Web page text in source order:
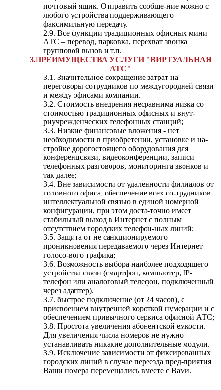
почтовый ящик. Отправить сообще-ние можно с
любого устройства поддерживающего
факсимильную передачу.
2.9. Все функции традиционных офисных мини
АТС – перевод, парковка, перехват звонка
групповой вызов и т.п.
3.ПРЕИМУЩЕСТВА УСЛУГИ "ВИРТУАЛЬНАЯ
АТС"
3.1. Значительное сокращение затрат на
переговоры сотрудников по междугородней связи
и между офисами компании.
3.2. Стоимость внедрения несравнима низка со
стоимостью традиционных офисных и внут-
риучрежденческих телефонных станций;
3.3. Низкие финансовые вложения - нет
необходимости в приобретении, установке и на-
стройке дорогостоящего оборудования для
конференцсвязи, видеоконференции, записи
телефонных разговоров, мониторинга звонков и
так далее;
3.4. Вне зависимости от удаленности филиалов от
головного офиса, обеспечение всех со-трудников
интеллектуальной связью в единой номерной
конфигурации, при этом доста-точно имеет
стабильный выход в Интернет с полным
отсутствием городских телефон-ных линий;
3.5. Защита от не санкционируемого
проникновения передаваемого через Интернет
голосо-вого трафика;
3.6. Возможность выбора наиболее подходящего
устройства связи (смартфон, компьютер, IP-
телефон или аналоговый телефон, подключенный
через адаптер).
3.7. быстрое подключение (от 24 часов), с
присвоением внутренней короткой нумерации и с
обеспечением привычного сервиса офисной АТС;
3.8. Простота увеличения абонентской емкости.
Для увеличения числа номеров не нужно
устанавливать никакие дополнительные модули.
3.9. Исключение зависимости от фиксированных
городских линий в случае переезда пред-приятия
Ваши номера перемещались вместе с Вами.